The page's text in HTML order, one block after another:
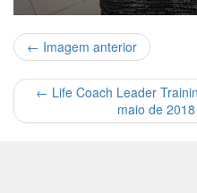
← Imagem anterior
← Life Coach Leader
maio de